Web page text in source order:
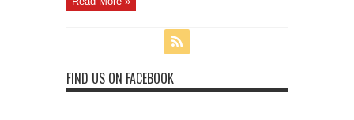
FIND US ON FACEBOOK